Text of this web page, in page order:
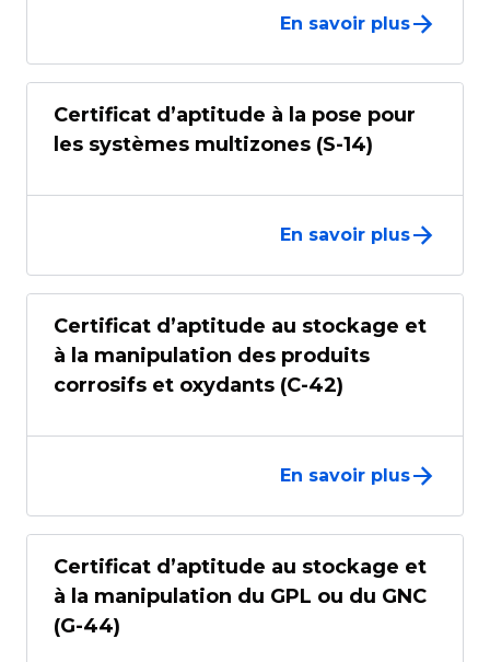
En savoir plus
Certificat d’aptitude à la pose pour
les systèmes multizones (S-14)
En savoir plus
Certificat d’aptitude au stockage et
à la manipulation des produits
corrosifs et oxydants (C-42)
En savoir plus
Certificat d’aptitude au stockage et
à la manipulation du GPL ou du GNC
(G-44)